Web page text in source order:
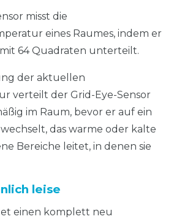
misst die
eines Raumes, indem er
64 Quadraten unterteilt.
der aktuellen
verteilt der Grid-Eye-Sensor
im Raum, bevor er auf ein
das warme oder kalte
Bereiche leitet, in denen sie
leise
einen komplett neu